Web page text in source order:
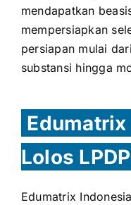
mendapatkan
mempersiapkan
persiapan mulai
substansi hingga
Lolos
Edumatrix